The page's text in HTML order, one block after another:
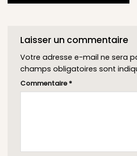
Laisser un commentaire
Votre adresse e-mail ne sera
champs obligatoires sont
Commentaire *